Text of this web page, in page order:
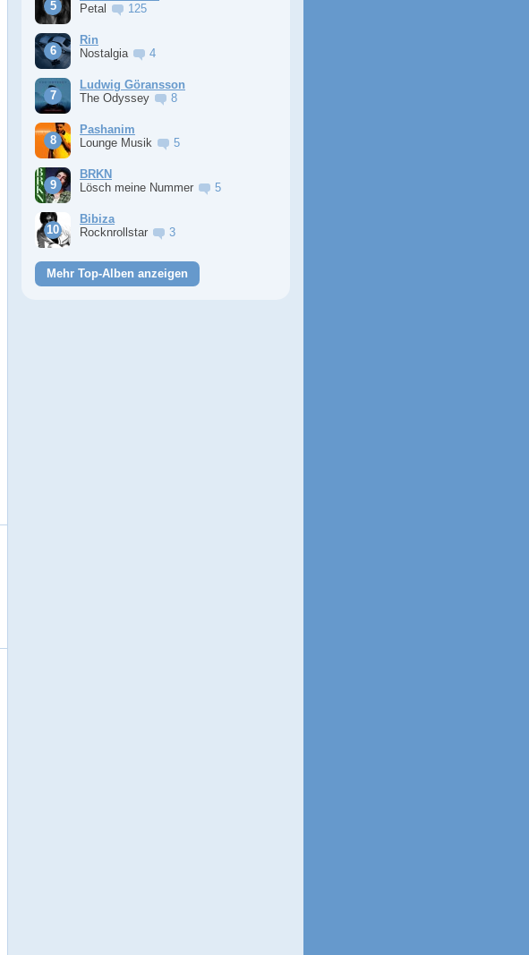
Petal
125
Rin
Nostalgia
4
Ludwig Göransson
The Odyssey
8
Pashanim
Lounge Musik
5
BRKN
Lösch meine Nummer
5
Bibiza
Rocknrollstar
3
Mehr Top-Alben anzeigen